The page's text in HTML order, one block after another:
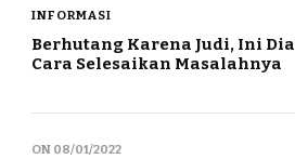
INFORMASI
Berhutang Karena Judi, Ini Dia
Cara Selesaikan Masalahnya
ON 08/01/2022